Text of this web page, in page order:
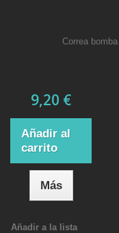
Correa
9,20 €
Añadir al
carrito
Más
Añadir a la lista